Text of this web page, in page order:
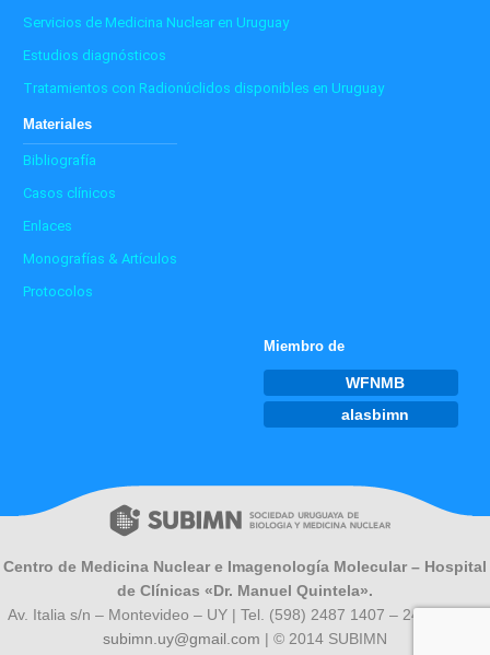
Servicios de Medicina Nuclear en Uruguay
Estudios diagnósticos
Tratamientos con Radionúclidos disponibles en Uruguay
Materiales
Bibliografía
Casos clínicos
Enlaces
Monografías & Artículos
Protocolos
Miembro de
WFNMB
alasbimn
Centro de Medicina Nuclear e Imagenología Molecular – Hospital
de Clínicas «Dr. Manuel Quintela».
Av. Italia s/n – Montevideo – UY | Tel. (598) 2487 1407 – 2487 0230*
subimn.uy@gmail.com | © 2014 SUBIMN